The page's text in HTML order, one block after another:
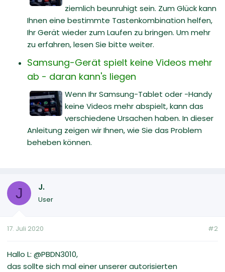
ziemlich beunruhigt sein. Zum Glück kann
Ihnen eine bestimmte Tastenkombination helfen,
Ihr Gerät wieder zum Laufen zu bringen. Um mehr
zu erfahren, lesen Sie bitte weiter.
Samsung-Gerät spielt keine Videos mehr
ab - daran kann's liegen
Wenn Ihr Samsung-Tablet oder -Handy
keine Videos mehr abspielt, kann das
verschiedene Ursachen haben. In dieser
Anleitung zeigen wir Ihnen, wie Sie das Problem
beheben können.
J J.
User
17. Juli 2020 #2
Hallo L: @PBDN3010,
das sollte sich mal einer unserer autorisierten